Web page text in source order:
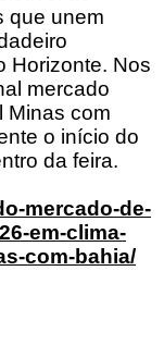
que unem
Horizonte. Nos
mercado
Minas com
o início do
da feira.
mercado-de-
em-clima-
com-bahia/